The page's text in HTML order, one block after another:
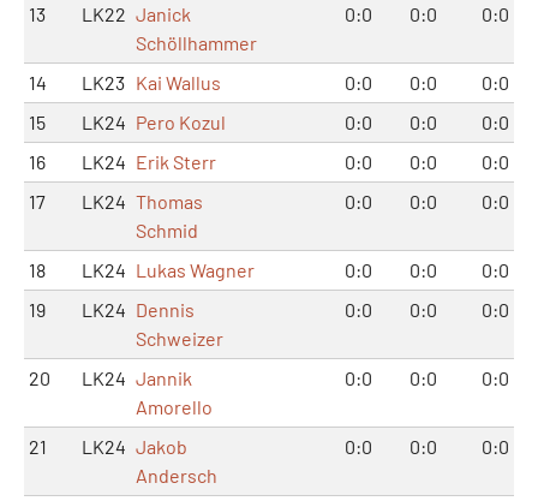
13
LK22 Janick
Schöllhammer
0:0 0:0 0:0
14 LK23 Kai Wallus 0:0 0:0
0:0
15
LK24 Pero Kozul 0:0 0:0
0:0
16
LK24 Erik Sterr 0:0 0:0
0:0
17
LK24 Thomas
Schmid
0:0 0:0 0:0
18 LK24 Lukas Wagner 0:0 0:0
0:0
19
LK24 Dennis
Schweizer
0:0 0:0 0:0
20 LK24 Jannik
Amorello
0:0 0:0 0:0
21 LK24 Jakob
Andersch
0:0 0:0 0:0